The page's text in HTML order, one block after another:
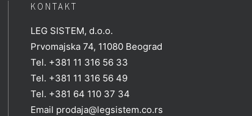
KONTAKT
LEG SISTEM, d.o.o.
Prvomajska 74, 11080 Beograd
Tel. +381 11 316 56 33
Tel. +381 11 316 56 49
Tel. +381 64 110 37 34
Email prodaja@legsistem.co.rs